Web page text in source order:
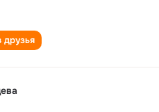
друзья